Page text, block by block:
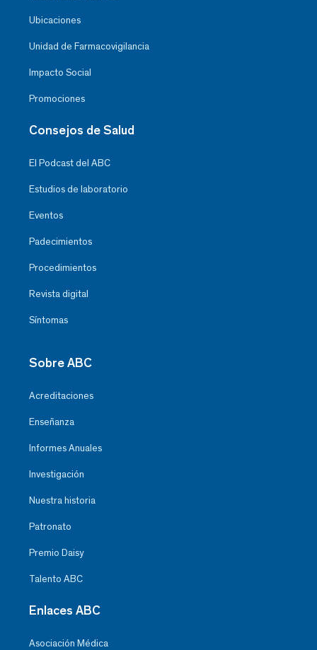
Ubicaciones
Unidad de Farmacovigilancia
Impacto Social
Promociones
Consejos de Salud
El Podcast del ABC
Estudios de laboratorio
Eventos
Padecimientos
Procedimientos
Revista digital
Síntomas
Sobre ABC
Acreditaciones
Enseñanza
Informes Anuales
Investigación
Nuestra historia
Patronato
Premio Daisy
Talento ABC
Enlaces ABC
Asociación Médica